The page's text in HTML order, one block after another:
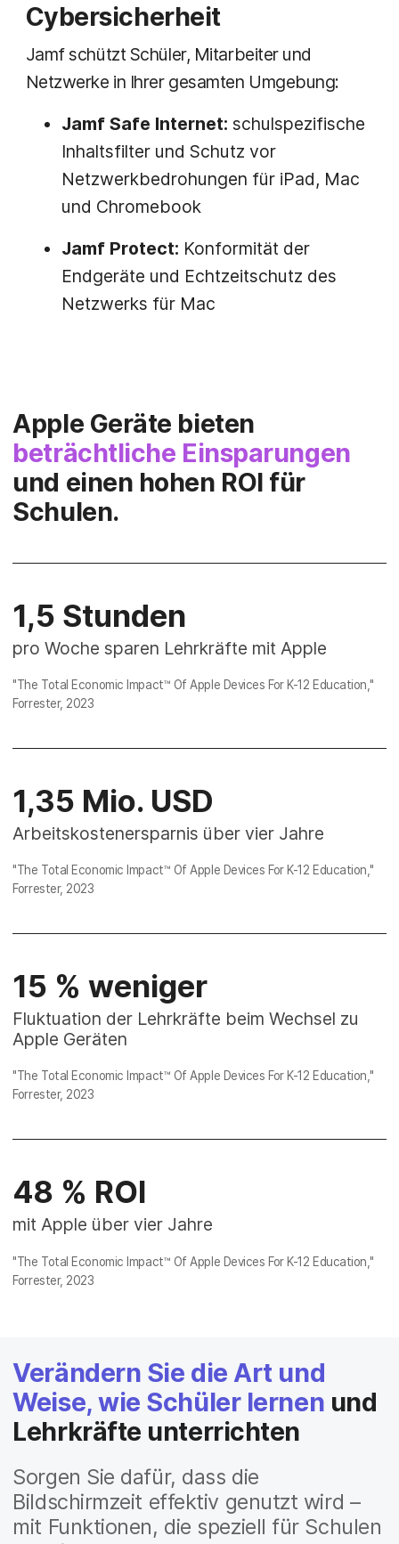
Cybersicherheit
Jamf schützt Schüler, Mitarbeiter und
Netzwerke in Ihrer gesamten Umgebung:
Jamf Safe Internet: schulspezifische
Inhaltsfilter und Schutz vor
Netzwerkbedrohungen für iPad, Mac
und Chromebook
Jamf Protect: Konformität der
Endgeräte und Echtzeitschutz des
Netzwerks für Mac
Apple Geräte bieten
beträchtliche Einsparungen
und einen hohen ROI für
Schulen.
1,5 Stunden
pro Woche sparen Lehrkräfte mit Apple
"The Total Economic Impact™ Of Apple Devices For K-12 Education,"
Forrester, 2023
1,35 Mio. USD
Arbeitskostenersparnis über vier Jahre
"The Total Economic Impact™ Of Apple Devices For K-12 Education,"
Forrester, 2023
15 % weniger
Fluktuation der Lehrkräfte beim Wechsel zu
Apple Geräten
"The Total Economic Impact™ Of Apple Devices For K-12 Education,"
Forrester, 2023
48 % ROI
mit Apple über vier Jahre
"The Total Economic Impact™ Of Apple Devices For K-12 Education,"
Forrester, 2023
Verändern Sie die Art und
Weise, wie Schüler lernen und
Lehrkräfte unterrichten
Sorgen Sie dafür, dass die
Bildschirmzeit effektiv genutzt wird –
mit Funktionen, die speziell für Schulen